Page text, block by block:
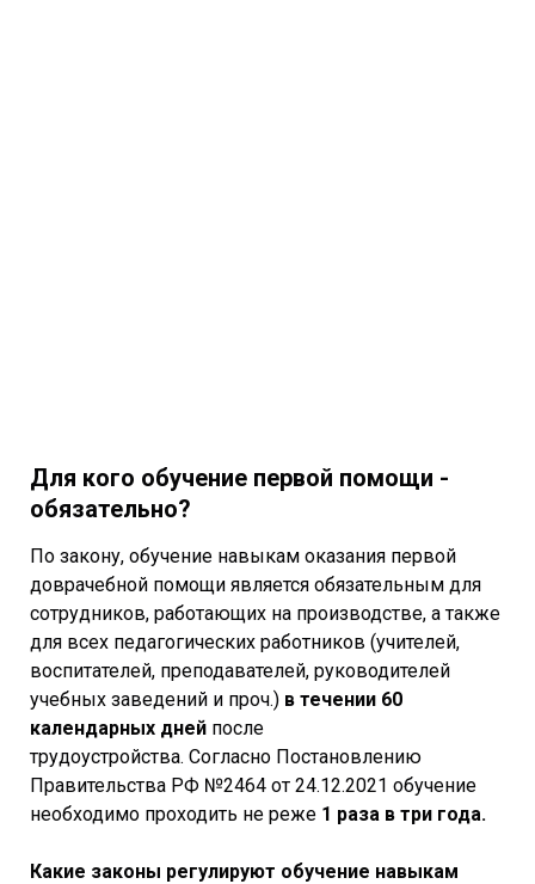
Для кого обучение первой помощи -
обязательно?
По закону, обучение навыкам оказания первой
доврачебной помощи является обязательным для
сотрудников, работающих на производстве, а также
для всех педагогических работников (учителей,
воспитателей, преподавателей, руководителей
учебных заведений и проч.) в течении 60
календарных дней после
трудоустройства. Согласно Постановлению
Правительства РФ №2464 от 24.12.2021 обучение
необходимо проходить не реже 1 раза в три года.
Какие законы регулируют обучение навыкам